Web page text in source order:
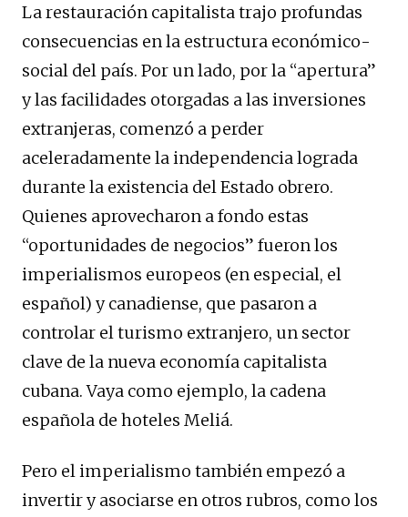
La restauración capitalista trajo profundas
consecuencias en la estructura económico-
social del país. Por un lado, por la “apertura”
y las facilidades otorgadas a las inversiones
extranjeras, comenzó a perder
aceleradamente la independencia lograda
durante la existencia del Estado obrero.
Quienes aprovecharon a fondo estas
“oportunidades de negocios” fueron los
imperialismos europeos (en especial, el
español) y canadiense, que pasaron a
controlar el turismo extranjero, un sector
clave de la nueva economía capitalista
cubana. Vaya como ejemplo, la cadena
española de hoteles Meliá.
Pero el imperialismo también empezó a
invertir y asociarse en otros rubros, como los